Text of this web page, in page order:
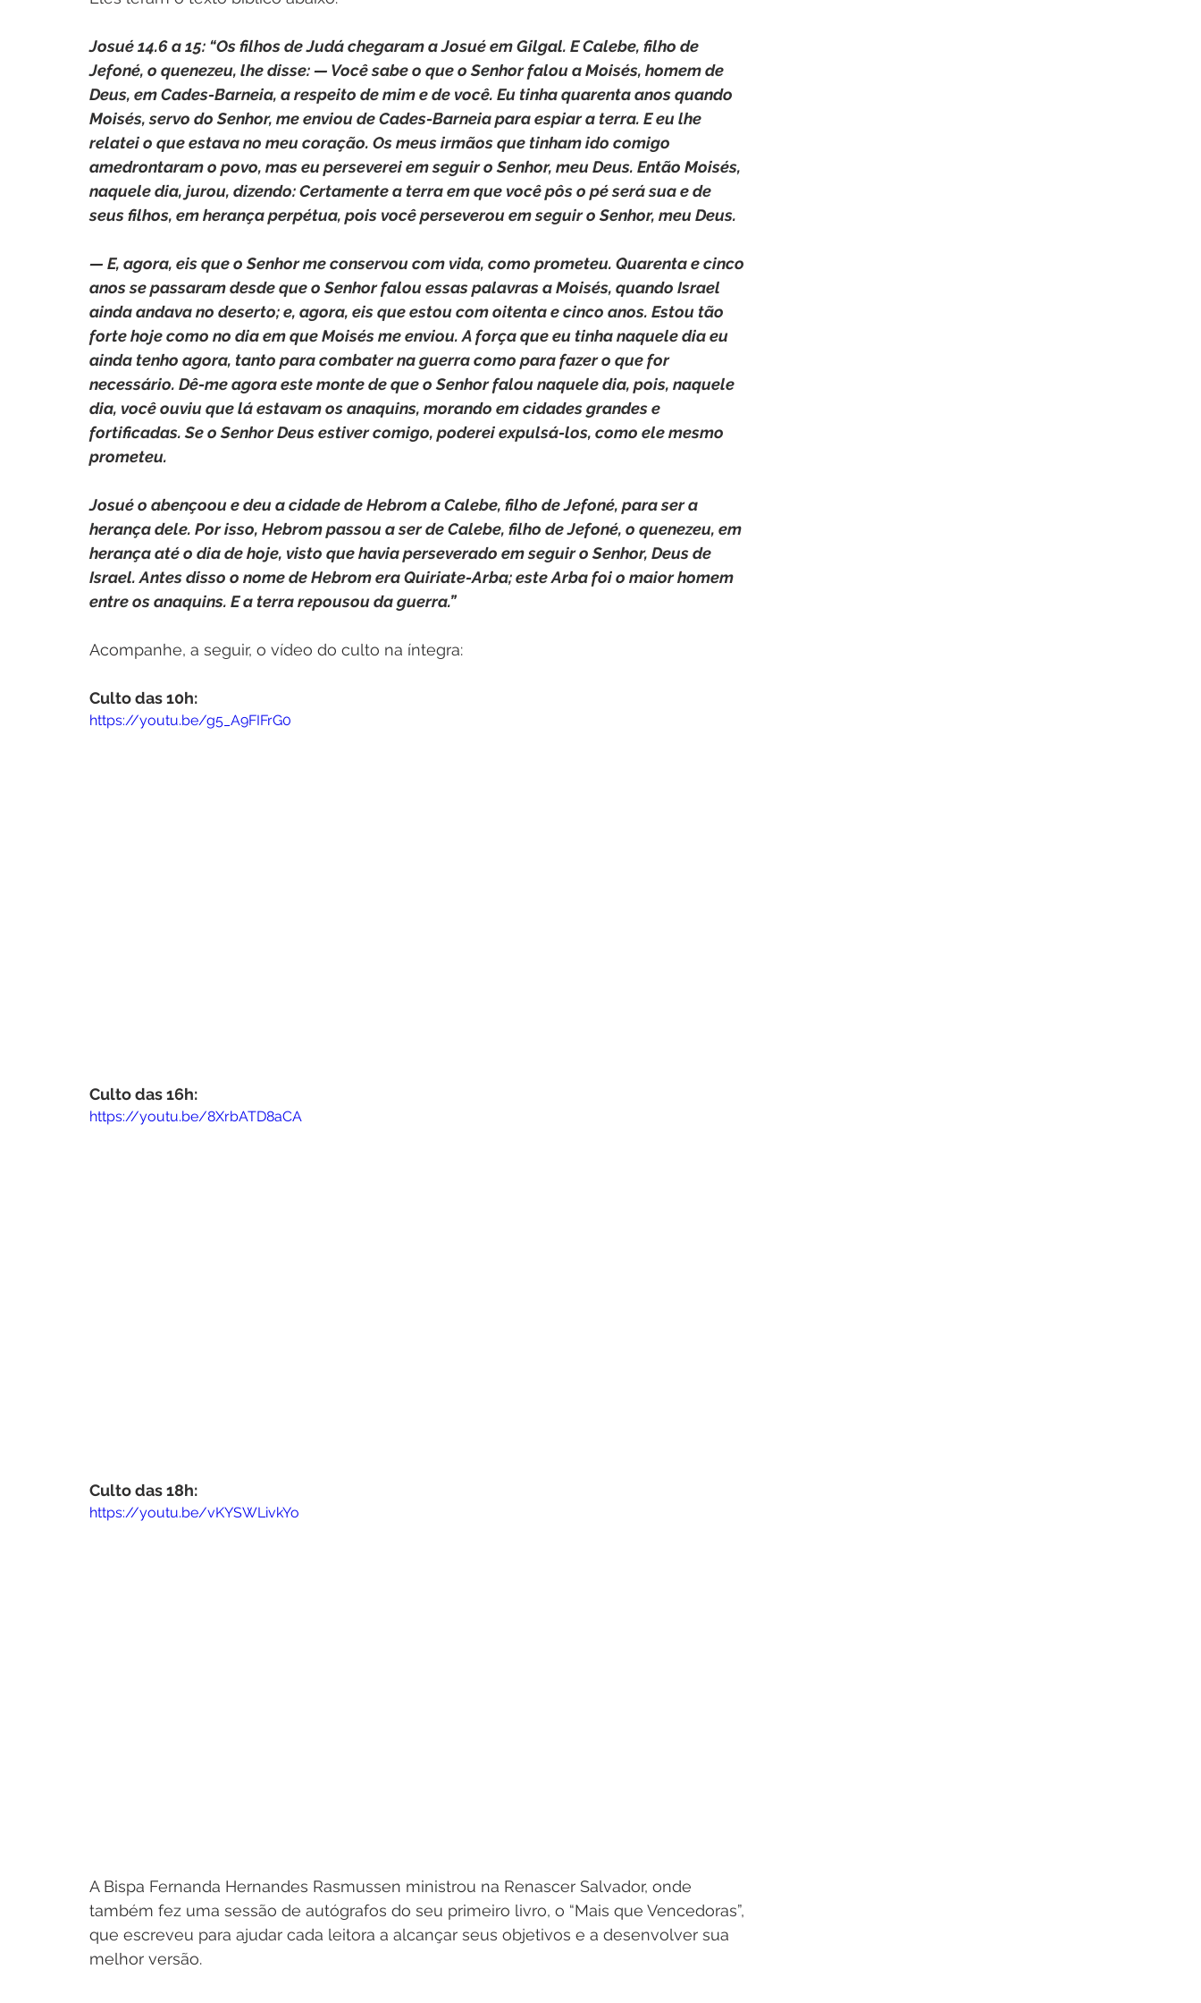
Josué 14.6 a 15: “Os filhos de Judá chegaram a Josué em Gilgal. E Calebe, filho de
Jefoné, o quenezeu, lhe disse: — Você sabe o que o Senhor falou a Moisés, homem de
Deus, em Cades-Barneia, a respeito de mim e de você. Eu tinha quarenta anos quando
Moisés, servo do Senhor, me enviou de Cades-Barneia para espiar a terra. E eu lhe
relatei o que estava no meu coração. Os meus irmãos que tinham ido comigo
amedrontaram o povo, mas eu perseverei em seguir o Senhor, meu Deus. Então Moisés,
naquele dia, jurou, dizendo: Certamente a terra em que você pôs o pé será sua e de
seus filhos, em herança perpétua, pois você perseverou em seguir o Senhor, meu Deus.
— E, agora, eis que o Senhor me conservou com vida, como prometeu. Quarenta e cinco
anos se passaram desde que o Senhor falou essas palavras a Moisés, quando Israel
ainda andava no deserto; e, agora, eis que estou com oitenta e cinco anos. Estou tão
forte hoje como no dia em que Moisés me enviou. A força que eu tinha naquele dia eu
ainda tenho agora, tanto para combater na guerra como para fazer o que for
necessário. Dê-me agora este monte de que o Senhor falou naquele dia, pois, naquele
dia, você ouviu que lá estavam os anaquins, morando em cidades grandes e
fortificadas. Se o Senhor Deus estiver comigo, poderei expulsá-los, como ele mesmo
prometeu.
Josué o abençoou e deu a cidade de Hebrom a Calebe, filho de Jefoné, para ser a
herança dele. Por isso, Hebrom passou a ser de Calebe, filho de Jefoné, o quenezeu, em
herança até o dia de hoje, visto que havia perseverado em seguir o Senhor, Deus de
Israel. Antes disso o nome de Hebrom era Quiriate-Arba; este Arba foi o maior homem
entre os anaquins. E a terra repousou da guerra.”
Acompanhe, a seguir, o vídeo do culto na íntegra:
Culto das 10h:
https://youtu.be/g5_A9FIFrG0
Culto das 16h:
https://youtu.be/8XrbATD8aCA
Culto das 18h:
https://youtu.be/vKYSWLivkYo
A Bispa Fernanda Hernandes Rasmussen ministrou na Renascer Salvador, onde
também fez uma sessão de autógrafos do seu primeiro livro, o “Mais que Vencedoras”,
que escreveu para ajudar cada leitora a alcançar seus objetivos e a desenvolver sua
melhor versão.